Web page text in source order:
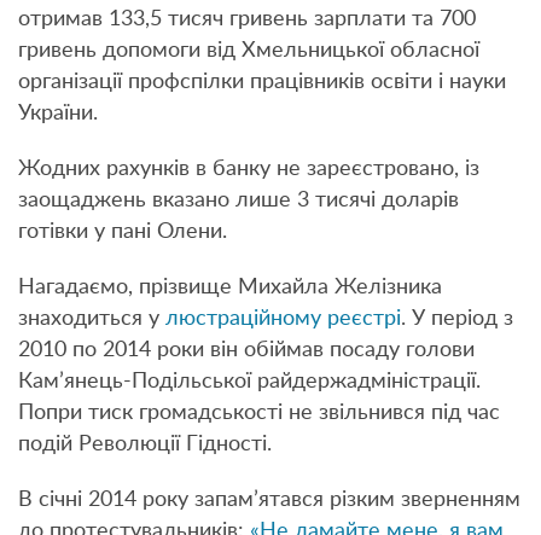
отримав 133,5 тисяч гривень зарплати та 700
гривень допомоги від Хмельницької обласної
організації профспілки працівників освіти і науки
України.
Жодних рахунків в банку не зареєстровано, із
заощаджень вказано лише 3 тисячі доларів
готівки у пані Олени.
Нагадаємо, прізвище Михайла Желізника
знаходиться у люстраційному реєстрі. У період з
2010 по 2014 роки він обіймав посаду голови
Кам’янець-Подільської райдержадміністрації.
Попри тиск громадськості не звільнився під час
подій Революції Гідності.
В січні 2014 року запам’ятався різким зверненням